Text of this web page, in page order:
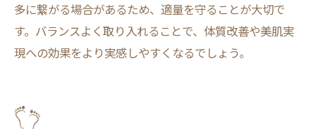
多に繋がる場合があるため、適量を守ることが大切で
す。バランスよく取り入れることで、体質改善や美肌実
現への効果をより実感しやすくなるでしょう。